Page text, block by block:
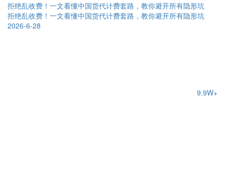
拒绝乱收费！一文看懂中国货代计费套路，教你避开所有隐形坑
拒绝乱收费！一文看懂中国货代计费套路，教你避开所有隐形坑
2026-6-28
9.9W+